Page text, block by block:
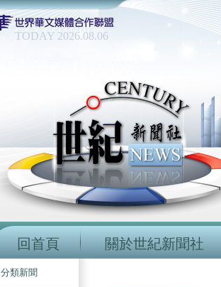
TODAY 2026.08.06
回首頁 關於世紀新聞社
分類新聞